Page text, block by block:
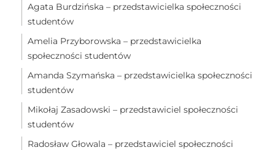
Agata Burdzińska – przedstawicielka społeczności
studentów
Amelia Przyborowska – przedstawicielka
społeczności studentów
Amanda Szymańska – przedstawicielka społeczności
studentów
Mikołaj Zasadowski – przedstawiciel społeczności
studentów
Radosław Głowala – przedstawiciel społeczności